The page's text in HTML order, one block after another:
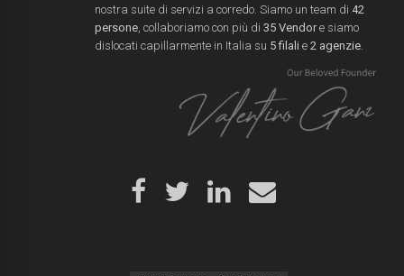
nostra suite di servizi a corredo. Siamo un team di 42
persone, collaboriamo con più di 35 Vendore siamo
dislocati capillarmente in Italia su 5 filali e 2 agenzie.